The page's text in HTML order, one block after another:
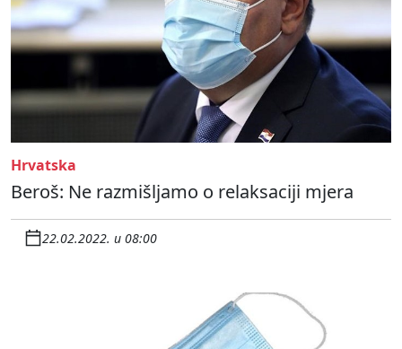
Hrvatska
Beroš: Ne razmišljamo o relaksaciji mjera
22.02.2022. u 08:00